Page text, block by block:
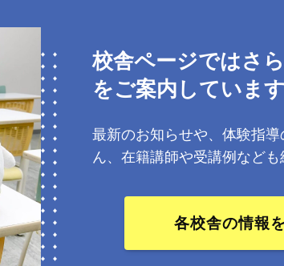
校舎ページではさ
をご案内しています
最新のお知らせや、体験指
ん、在籍講師や受講例なども
各校舎の情報